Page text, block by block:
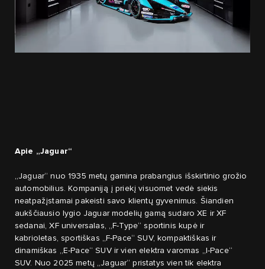
Apie „Jaguar“
„Jaguar“ nuo 1935 metų gamina prabangius išskirtinio grožio
automobilius. Kompaniją į priekį visuomet vedė siekis
neatpažįstamai pakeisti savo klientų gyvenimus. Šiandien
aukščiausio lygio Jaguar modelių gamą sudaro XE ir XF
sedanai, XF universalas, „F-Type“ sportinis kupė ir
kabrioletas, sportiškas „F-Pace“ SUV, kompaktiškas ir
dinamiškas „E-Pace“ SUV ir vien elektra varomas „I-Pace“
SUV. Nuo 2025 metų „Jaguar“ pristatys vien tik elektra